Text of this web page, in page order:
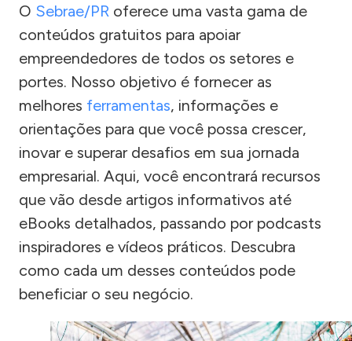
O Sebrae/PR oferece uma vasta gama de
conteúdos gratuitos para apoiar
empreendedores de todos os setores e
portes. Nosso objetivo é fornecer as
melhores ferramentas, informações e
orientações para que você possa crescer,
inovar e superar desafios em sua jornada
empresarial. Aqui, você encontrará recursos
que vão desde artigos informativos até
eBooks detalhados, passando por podcasts
inspiradores e vídeos práticos. Descubra
como cada um desses conteúdos pode
beneficiar o seu negócio.